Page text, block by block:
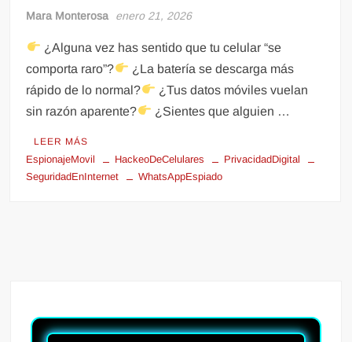
Mara Monterosa enero 21, 2026
¿Alguna vez has sentido que tu celular “se
comporta raro”?
¿La batería se descarga más
rápido de lo normal?
¿Tus datos móviles vuelan
sin razón aparente?
¿Sientes que alguien …
LEER MÁS
EspionajeMovil HackeoDeCelulares
PrivacidadDigital
SeguridadEnInternet
WhatsAppEspiado